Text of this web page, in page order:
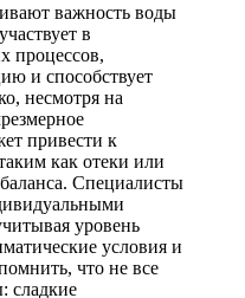
важность воды
в
процессов,
и способствует
несмотря на
привести к
как отеки или
Специалисты
уровень
условия и
что не все
сладкие